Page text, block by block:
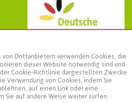
Drittanbietern verwenden Cookies, die
dieser Website notwendig sind und
Cookie-Richtlinie dargestellten Zwecke
Verwendung von Cookies, indem Sie
auf einen Link oder eine
Sie auf andere Weise weiter surfen.